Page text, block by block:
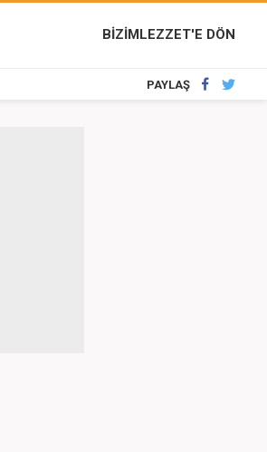
BİZİMLEZZET'E DÖN
PAYLAŞ